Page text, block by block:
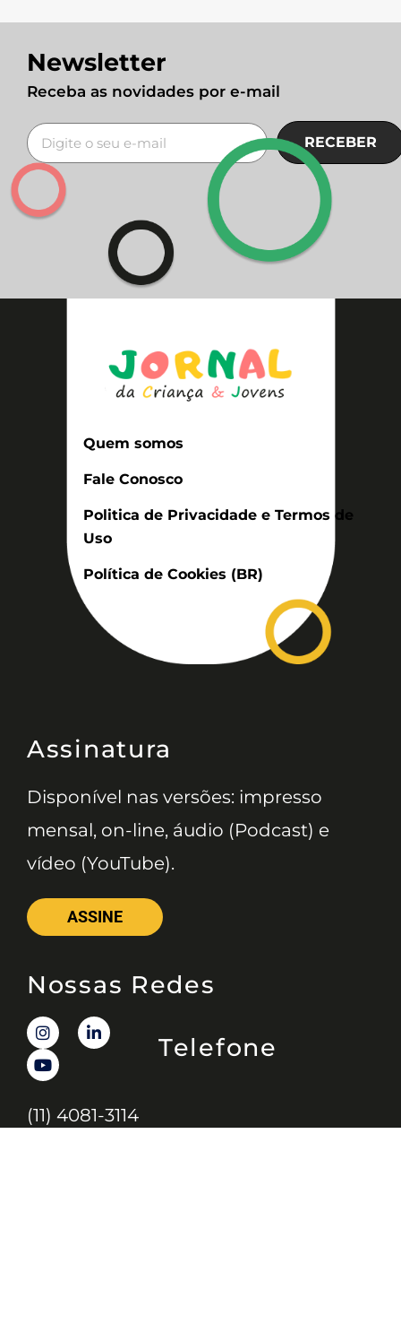
Newsletter
Receba as novidades por e-mail
RECEBER
Quem somos
Fale Conosco
Politica de Privacidade e Termos de
Uso
Política de Cookies (BR)
Assinatura
Disponível nas versões: impresso
mensal, on-line, áudio (Podcast) e
vídeo (YouTube).
ASSINE
Nossas Redes
Telefone
(11) 4081-3114